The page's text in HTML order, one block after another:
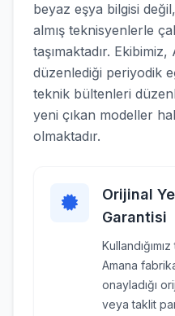
beyaz eşya bilgisi
almış teknisyenlerle
taşımaktadır. Ekibimiz,
düzenlediği periyodik
teknik bültenleri
yeni çıkan modeller
olmaktadır.
Orijinal
Garantisi
Amana
onayladığı
veya taklit